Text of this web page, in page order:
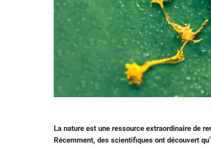
La nature est une ressource extraordinaire de
Récemment, des scientifiques ont découvert